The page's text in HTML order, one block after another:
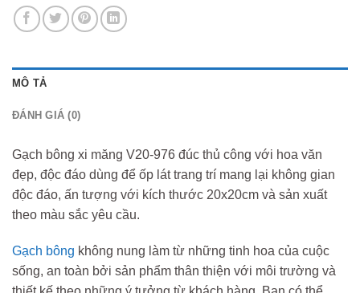
MÔ TẢ
ĐÁNH GIÁ (0)
Gạch bông xi măng V20-976 đúc thủ công với hoa văn
đẹp, độc đáo dùng để ốp lát trang trí mang lại không gian
độc đáo, ấn tượng với kích thước 20x20cm và sản xuất
theo màu sắc yêu cầu.
Gạch bông không nung làm từ những tinh hoa của cuộc
sống, an toàn bởi sản phẩm thân thiện với môi trường và